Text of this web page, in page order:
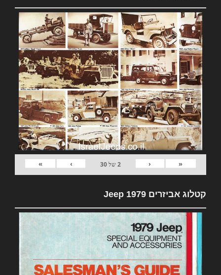
«
‹
2של30
›
»
קטלוג אביזרים 1979 Jeep